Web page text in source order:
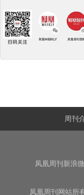
周刊
凤凰周刊新浪
凤凰周刊网站所